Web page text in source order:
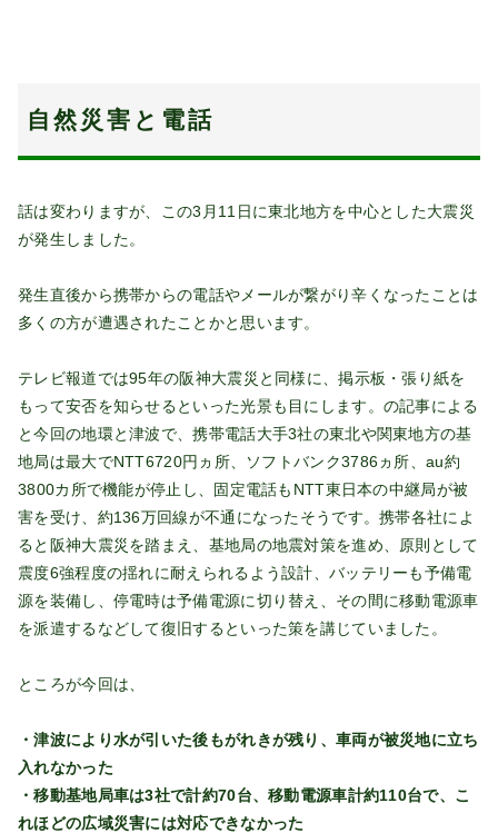
自然災害と電話
話は変わりますが、この3月11日に東北地方を中心とした大震災
が発生しました。
発生直後から携帯からの電話やメールが繋がり辛くなったことは
多くの方が遭遇されたことかと思います。
テレビ報道では95年の阪神大震災と同様に、掲示板・張り紙を
もって安否を知らせるといった光景も目にします。の記事による
と今回の地環と津波で、携帯電話大手3社の東北や関東地方の基
地局は最大でNTT6720円ヵ所、ソフトバンク3786ヵ所、au約
3800カ所で機能が停止し、固定電話もNTT東日本の中継局が被
害を受け、約136万回線が不通になったそうです。携帯各社によ
ると阪神大震災を踏まえ、基地局の地震対策を進め、原則として
震度6強程度の揺れに耐えられるよう設計、バッテリーも予備電
源を装備し、停電時は予備電源に切り替え、その間に移動電源車
を派遣するなどして復旧するといった策を講じていました。
ところが今回は、
・津波により水が引いた後もがれきが残り、車両が被災地に立ち
入れなかった
・移動基地局車は3社で計約70台、移動電源車計約110台で、こ
れほどの広域災害には対応できなかった